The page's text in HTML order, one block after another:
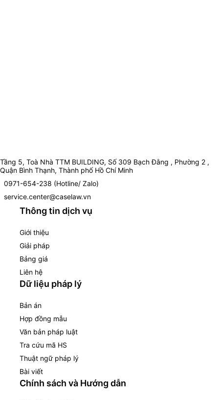
Tầng 5, Toà Nhà TTM BUILDING, Số 309 Bạch Đằng , Phường 2 ,
Quận Bình Thạnh, Thành phố Hồ Chí Minh
0971-654-238 (Hotline/ Zalo)
service.center@caselaw.vn
Thông tin dịch vụ
Giới thiệu
Giải pháp
Bảng giá
Liên hệ
Dữ liệu pháp lý
Bản án
Hợp đồng mẫu
Văn bản pháp luật
Tra cứu mã HS
Thuật ngữ pháp lý
Bài viết
Chính sách và Hướng dẫn